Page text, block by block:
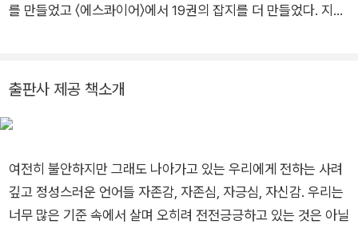
를 만들었고 〈에스콰이어〉에서 19권의 잡지를 더 만들었다. 지은
표로 지내며 여전히 읽고 쓰는 삶을 살고 있다.
출판사 제공 책소개
여전히 불안하지만 그래도 나아가고 있는 우리에게 전하는 사려
깊고 정성스러운 언어들 자존감, 자존심, 자긍심, 자신감. 우리는
너무 많은 기준 속에서 살며 오히려 전전긍긍하고 있는 것은 아닐